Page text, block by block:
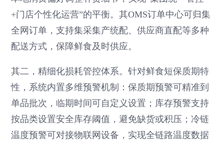
+门店个性化运营”的平衡。其OMS订单中心可归集
全网订单，支持集采集产统配、供应商直配等多种
配送方式，保障鲜食及时供应。
其二，精细化损耗管控体系。针对鲜食短保质期特
性，系统内置多维预警机制：保质期预警可精准到
单品批次，临期时间可自定义设置；库存预警支持
按品类设置安全库存阈值，避免缺货或积压；冷链
温度预警可对接物联网设备，实现全链路温度数据